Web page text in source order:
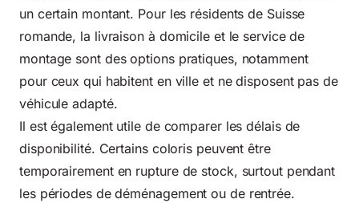
un certain montant. Pour les résidents de Suisse
romande, la livraison à domicile et le service de
montage sont des options pratiques, notamment
pour ceux qui habitent en ville et ne disposent pas de
véhicule adapté.
Il est également utile de comparer les délais de
disponibilité. Certains coloris peuvent être
temporairement en rupture de stock, surtout pendant
les périodes de déménagement ou de rentrée.